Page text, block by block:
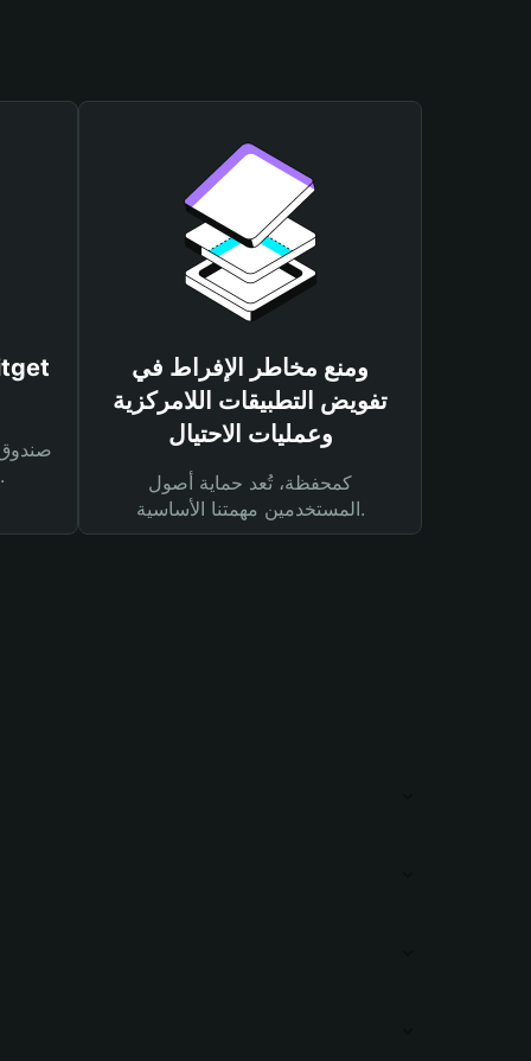
لحماية أصولك ومعاملاتك.
ومنع مخاطر الإفراط في
تفويض التطبيقات اللامركزية
وعمليات الاحتيال
كمحفظة، تُعد حماية أصول
المستخدمين مهمتنا الأساسية.